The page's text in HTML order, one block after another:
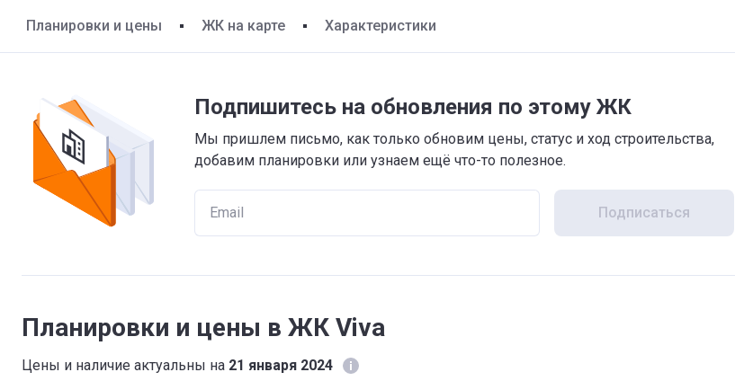
Планировки и цены ЖК на карте Характеристики
Подпишитесь на обновления по этому ЖК
Мы пришлем письмо, как только обновим цены, статус и ход строительства,
добавим планировки или узнаем ещё что-то полезное.
Подписаться
Планировки и цены в ЖК Viva
Цены и наличие актуальны на 21 января 2024